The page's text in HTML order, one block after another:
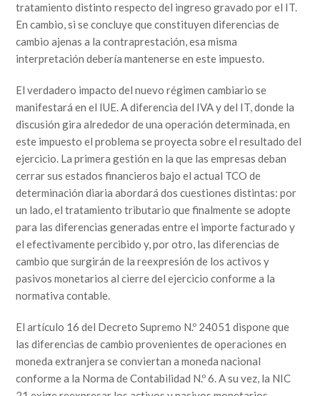
tratamiento distinto respecto del ingreso gravado por el IT.
En cambio, si se concluye que constituyen diferencias de
cambio ajenas a la contraprestación, esa misma
interpretación debería mantenerse en este impuesto.
El verdadero impacto del nuevo régimen cambiario se
manifestará en el IUE. A diferencia del IVA y del IT, donde la
discusión gira alrededor de una operación determinada, en
este impuesto el problema se proyecta sobre el resultado del
ejercicio. La primera gestión en la que las empresas deban
cerrar sus estados financieros bajo el actual TCO de
determinación diaria abordará dos cuestiones distintas: por
un lado, el tratamiento tributario que finalmente se adopte
para las diferencias generadas entre el importe facturado y
el efectivamente percibido y, por otro, las diferencias de
cambio que surgirán de la reexpresión de los activos y
pasivos monetarios al cierre del ejercicio conforme a la
normativa contable.
El artículo 16 del Decreto Supremo N.º 24051 dispone que
las diferencias de cambio provenientes de operaciones en
moneda extranjera se conviertan a moneda nacional
conforme a la Norma de Contabilidad N.º 6. A su vez, la NIC